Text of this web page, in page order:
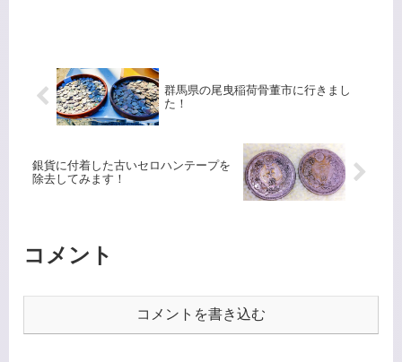
群馬県の尾曳稲荷骨董市に行きまし
た！
銀貨に付着した古いセロハンテープを
除去してみます！
コメント
コメントを書き込む